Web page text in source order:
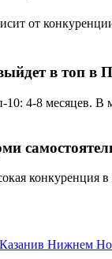
от
в топ в
4-8 месяцев.
конкуренция
в Нижнем